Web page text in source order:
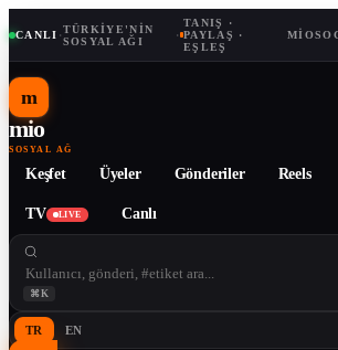
CANLI ·TÜRKIYE'NIN
SOSYAL AĞI
·
TANIŞ ·
PAYLAŞ ·
EŞLEŞ
m
mio
SOSYAL AĞ
Keşfet Üyeler Gönderiler Reels
TV LIVE Canlı
⌘K
TR EN